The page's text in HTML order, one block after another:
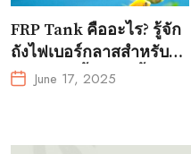
FRP Tank คืออะไร? รู้จัก
ถังไฟเบอร์กลาสสำหรับ
การเพาะเลี้ยงสัตว์น้ำ?
June 17, 2025